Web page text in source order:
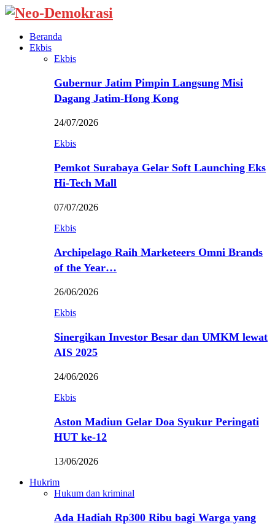
Beranda
Ekbis
Ekbis
Gubernur Jatim Pimpin Langsung Misi
Dagang Jatim-Hong Kong
24/07/2026
Ekbis
Pemkot Surabaya Gelar Soft Launching Eks
Hi-Tech Mall
07/07/2026
Ekbis
Archipelago Raih Marketeers Omni Brands
of the Year…
26/06/2026
Ekbis
Sinergikan Investor Besar dan UMKM lewat
AIS 2025
24/06/2026
Ekbis
Aston Madiun Gelar Doa Syukur Peringati
HUT ke-12
13/06/2026
Hukrim
Hukum dan kriminal
Ada Hadiah Rp300 Ribu bagi Warga yang